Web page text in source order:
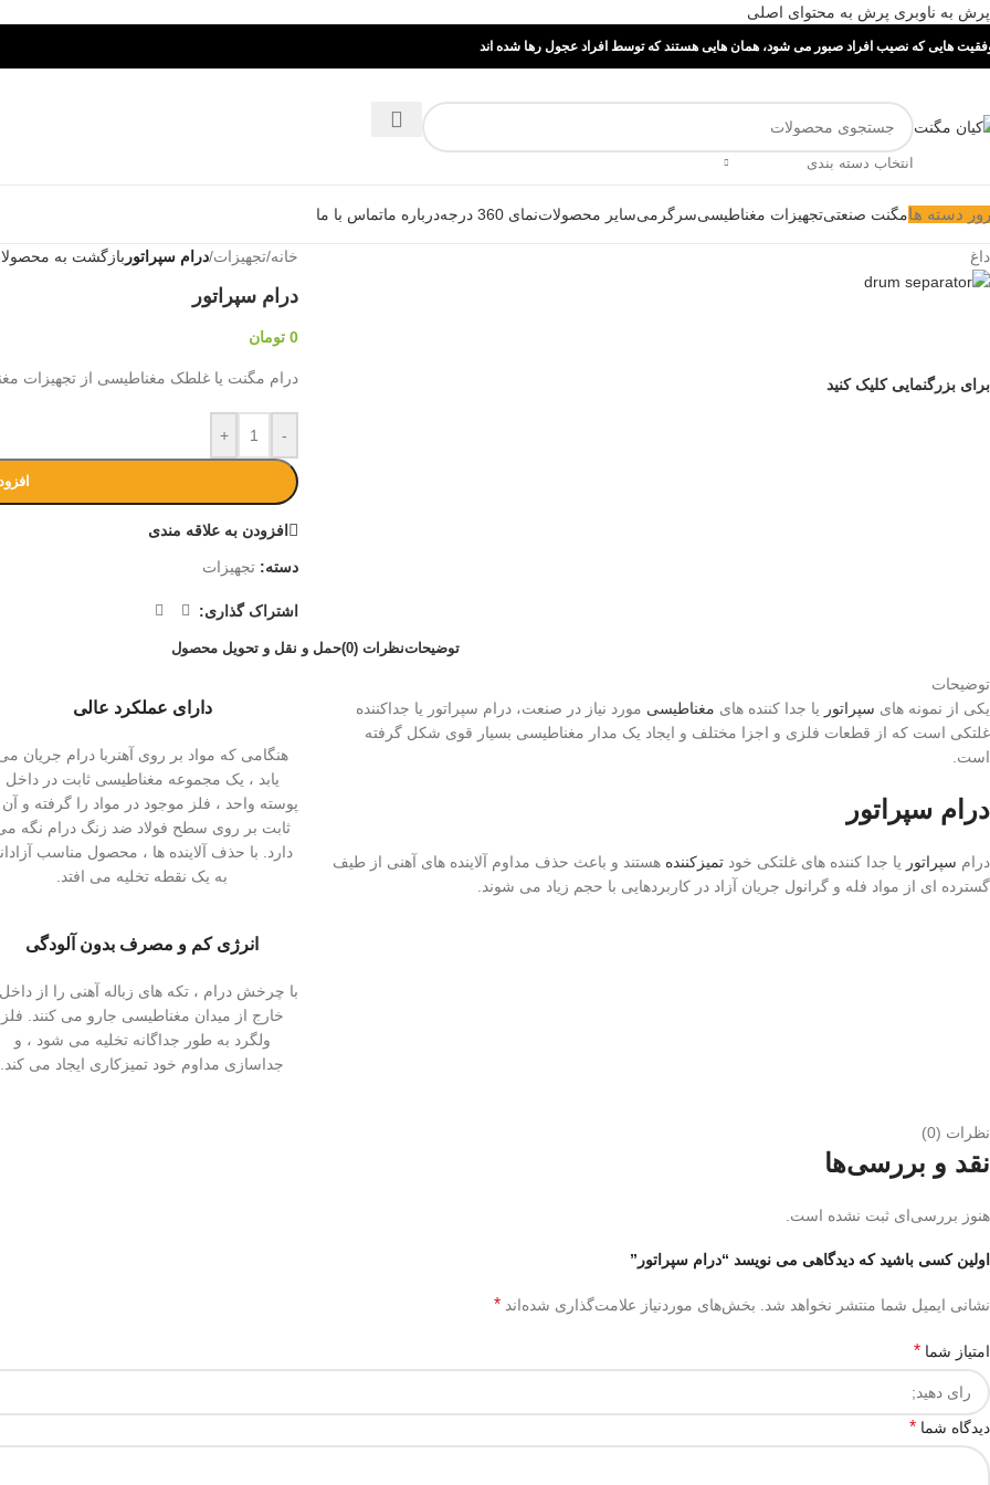
پرش به ناوبری پرش به محتوای اصلی
هایی که نصیب افراد صبور می شود، همان هایی هستند که توسط افراد عجول رها شده اند
انتخاب دسته بندی
دسته هامگنت صنعتیتجهیزات مغناطیسیسرگرمیسایر محصولاتنمای 360 درجه درباره ماتماس با ما
داغ
برای بزرگنمایی کلیک کنید
خانه/تجهیزات/درام سپراتور بازگشت به
درام سپراتور
0 تومان
درام مگنت یا غلطک مغناطیسی از تجهیزات
-
+
افزودن به علاقه مندی
دسته: تجهیزات
اشتراک گذاری:
توضیحاتنظرات (0) حمل و نقل و تحویل محصول
توضیحات
یکی از نمونه های سپراتور یا جدا کننده های مغناطیسی مورد نیاز در صنعت، درام سپراتور یا جداکننده
غلتکی است که از قطعات فلزی و اجزا مختلف و ایجاد یک مدار مغناطیسی بسیار قوی شکل گرفته
است.
درام سپراتور
درام سپراتور یا جدا کننده های غلتکی خود تمیزکننده هستند و باعث حذف مداوم آلاینده های آهنی از طیف
گسترده ای از مواد فله و گرانول جریان آزاد در کاربردهایی با حجم زیاد می شوند.
دارای عملکرد عالی
هنگامی که مواد بر روی آهنربا درام جریان
یابد ، یک مجموعه مغناطیسی ثابت در داخل
پوسته واحد ، فلز موجود در مواد را گرفته و آن
ثابت بر روی سطح فولاد ضد زنگ درام نگه
دارد. با حذف آلاینده ها ، محصول مناسب
به یک نقطه تخلیه می افتد.
انرژی کم و مصرف بدون آلودگی
با چرخش درام ، تکه های زباله آهنی را از
خارج از میدان مغناطیسی جارو می کنند. فلز
ولگرد به طور جداگانه تخلیه می شود ، و
جداسازی مداوم خود تمیزکاری ایجاد می کند.
نظرات (0)
نقد و بررسی‌ها
هنوز بررسی‌ای ثبت نشده است.
اولین کسی باشید که دیدگاهی می نویسد “درام سپراتور”
نشانی ایمیل شما منتشر نخواهد شد. بخش‌های موردنیاز علامت‌گذاری شده‌اند *
امتیاز شما *
دیدگاه شما *